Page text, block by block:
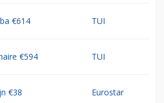
€614 TUI
€594 TUI
€38 Eurostar